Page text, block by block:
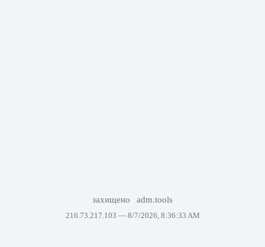
захищено adm.tools
216.73.217.103 — 8/7/2026, 8:36:33 AM